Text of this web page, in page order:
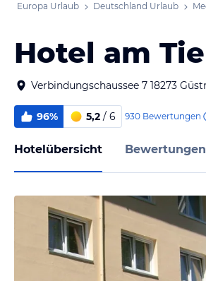
Europa Urlaub Deutschland Urlaub
Hotel am
Verbindungschaussee 7 18273
96% 5,2 / 6 930 Bewertungen
Hotelübersicht Bewertungen